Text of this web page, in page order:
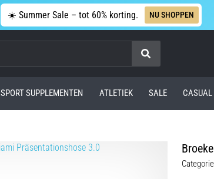
☀️ Summer Sale – tot 60% korting. NU SHOPPEN
Zoeken
SPORT SUPPLEMENTEN ATLETIEK SALE CASUAL